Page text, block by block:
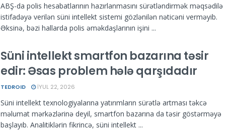
ABŞ-da polis hesabatlarının hazırlanmasını sürətləndirmək məqsədilə
istifadəyə verilən süni intellekt sistemi gözlənilən nəticəni verməyib.
Əksinə, bəzi hallarda polis əməkdaşlarının işini ...
Süni intellekt smartfon bazarına təsir
edir: Əsas problem hələ qarşıdadır
TEDROID İYUL 22, 2026
Süni intellekt texnologiyalarına yatırımların sürətlə artması təkcə
məlumat mərkəzlərinə deyil, smartfon bazarına da təsir göstərməyə
başlayıb. Analitiklərin fikrincə, süni intellekt ...